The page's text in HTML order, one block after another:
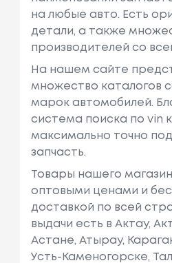
на любые авто. Есть
детали, а также
производителей со
На нашем сайте
множество каталогов
марок автомобилей.
система поиска по vin
максимально точно
запчасть.
Товары нашего
оптовыми ценами и
доставкой по всей
выдачи есть в Актау,
Астане, Атырау,
Усть-Каменогорске,